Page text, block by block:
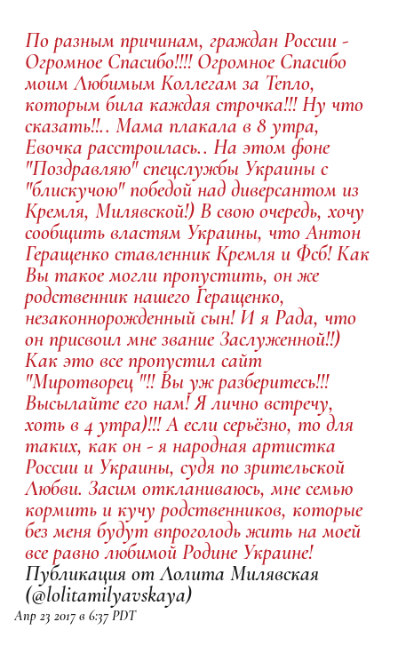
По разным причинам, граждан России -
Огромное Спасибо!!!! Огромное Спасибо
моим Любимым Коллегам за Тепло,
которым била каждая строчка!!! Ну что
сказать!!.. Мама плакала в 8 утра,
Евочка расстроилась.. На этом фоне
"Поздравляю" спецслужбы Украины с
"блискучою" победой над диверсантом из
Кремля, Милявской!) В свою очередь, хочу
сообщить властям Украины, что Антон
Геращенко ставленник Кремля и Фсб! Как
Вы такое могли пропустить, он же
родственник нашего Геращенко,
незаконнорожденный сын! И я Рада, что
он присвоил мне звание Заслуженной!!)
Как это все пропустил сайт
"Миротворец "!! Вы уж разберитесь!!!
Высылайте его нам! Я лично встречу,
хоть в 4 утра)!!! А если серьёзно, то для
таких, как он - я народная артистка
России и Украины, судя по зрительской
Любви. Засим откланиваюсь, мне семью
кормить и кучу родственников, которые
без меня будут впроголодь жить на моей
все равно любимой Родине Украине!
Публикация от Лолита Милявская
(@lolitamilyavskaya)
Апр 23 2017 в 6:37 PDT